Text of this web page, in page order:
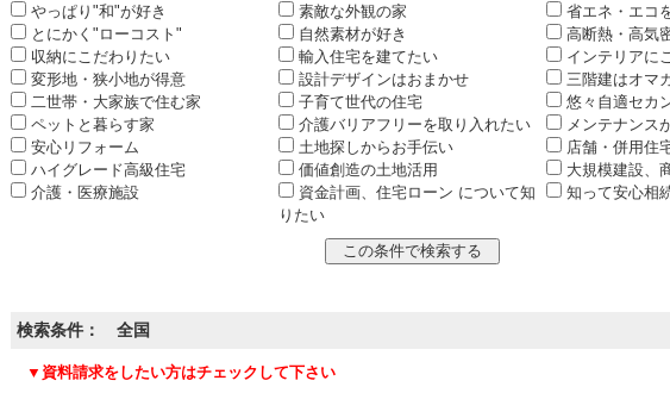
やっぱり"和"が好き
素敵な外観の家
省エネ・エコ
とにかく"ローコスト"
自然素材が好き
高断熱・高気
収納にこだわりたい
輸入住宅を建てたい
インテリアに
変形地・狭小地が得意
設計デザインはおまかせ
三階建はオマ
二世帯・大家族で住む家
子育て世代の住宅
悠々自適セカ
ペットと暮らす家
介護バリアフリーを取り入れたい
メンテナンス
安心リフォーム
土地探しからお手伝い
店舗・併用住
ハイグレード高級住宅
価値創造の土地活用
大規模建設、
介護・医療施設
資金計画、住宅ローン について知
りたい
知って安心相
検索条件： 全国
▼資料請求をしたい方はチェックして下さい